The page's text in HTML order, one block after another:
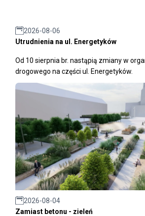
2026-08-06
Utrudnienia na ul. Energetyków
Od 10 sierpnia br. nastąpią zmiany w
drogowego na części ul. Energetyków.
2026-08-04
Zamiast betonu - zieleń